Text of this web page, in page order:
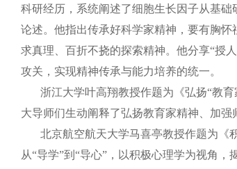
科研经历，系统阐述了细胞生长因子从基
论述。他指出传承好科学家精神，要有胸
求真理、百折不挠的探索精神。他分享“授
攻关，实现精神传承与能力培养的统一。
浙江大学叶高翔教授作题为《弘扬“教
大导师们生动阐释了弘扬教育家精神、加强
北京航空航天大学马喜亭教授作题为《
从“导学”到“导心”，以积极心理学为视角